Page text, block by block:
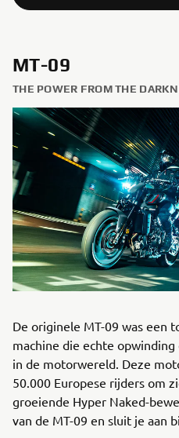
MT-09
THE POWER FROM THE
De originele MT-09 was een
machine die echte
in de motorwereld. Deze
50.000 Europese rijders om
groeiende Hyper Naked-
van de MT-09 en sluit je aan